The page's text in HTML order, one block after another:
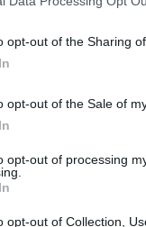
opt-out of the Sharing
opt-out of the Sale of
opt-out of processing
opt-out of Collection,
bis alle Zutaten
restlichen Parmesan
backen. Die
5 Minuten ruhen